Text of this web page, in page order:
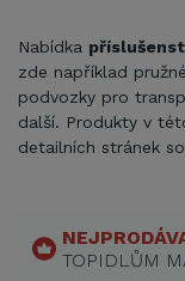
Nabídka
zde například
podvozky pro
další. Produkty v
detailních stránek
TOPIDLŮM